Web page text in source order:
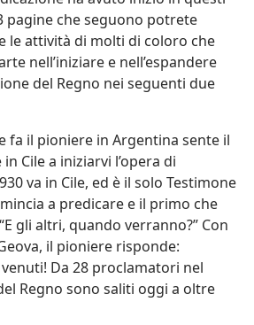
pagine che seguono potrete
le attività di molti di coloro che
nell’iniziare e nell’espandere
del Regno nei seguenti due
fa il pioniere in Argentina sente il
Cile a iniziarvi l’opera di
va in Cile, ed è il solo Testimone
a predicare e il primo che
gli altri, quando verranno?” Con
il pioniere risponde:
venuti! Da 28 proclamatori nel
Regno sono saliti oggi a oltre